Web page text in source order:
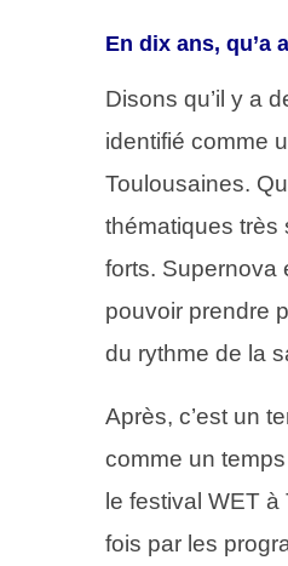
En dix ans, qu’a
Disons qu’il y a
identifié comme
Toulousaines.
thématiques très
forts. Supernova
pouvoir prendre
du rythme de la
Après, c’est un
comme un
le festival WET
fois par les